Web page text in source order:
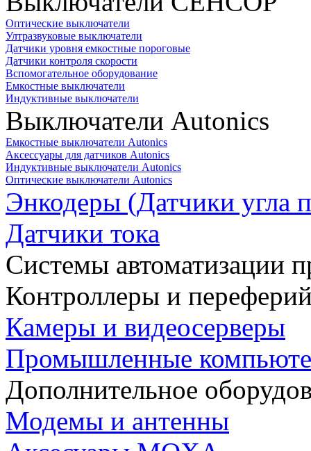
Оптические выключатели
Ултразвуковые выключатели
Датчики уровня емкостные пороговые
Датчики контроля скорости
Вспомогательное оборудование
Емкостные выключатели
Индуктивные выключатели
Выключатели Autonics
Емкостные выключатели Autonics
Аксессуары для датчиков Autonics
Индуктивные выключатели Autonics
Оптические выключатели Autonics
Энкодеры (Датчики угла
Датчики тока
Системы автоматизации
Контроллеры и
Камеры и видеосерверы
Промышленные
Дополнительное
Модемы и антенны